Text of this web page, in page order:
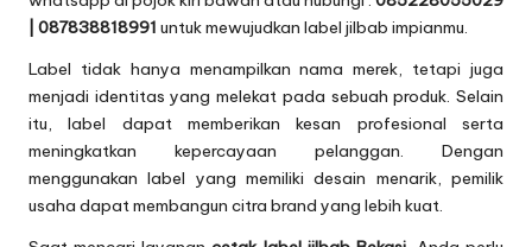
| 087838818991 untuk mewujudkan label jilbab impianmu.
Label tidak hanya menampilkan nama merek, tetapi juga
menjadi identitas yang melekat pada sebuah produk. Selain
itu, label dapat memberikan kesan profesional serta
meningkatkan kepercayaan pelanggan. Dengan
menggunakan label yang memiliki desain menarik, pemilik
usaha dapat membangun citra brand yang lebih kuat.